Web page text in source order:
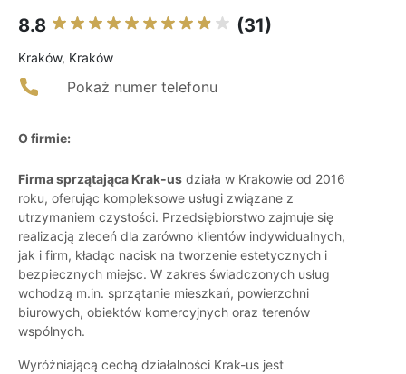
8.8 (31)
Kraków, Kraków
Pokaż numer telefonu
O firmie:
Firma sprzątająca Krak-us działa w Krakowie od 2016
roku, oferując kompleksowe usługi związane z
utrzymaniem czystości. Przedsiębiorstwo zajmuje się
realizacją zleceń dla zarówno klientów indywidualnych,
jak i firm, kładąc nacisk na tworzenie estetycznych i
bezpiecznych miejsc. W zakres świadczonych usług
wchodzą m.in. sprzątanie mieszkań, powierzchni
biurowych, obiektów komercyjnych oraz terenów
wspólnych.
Wyróżniającą cechą działalności Krak-us jest